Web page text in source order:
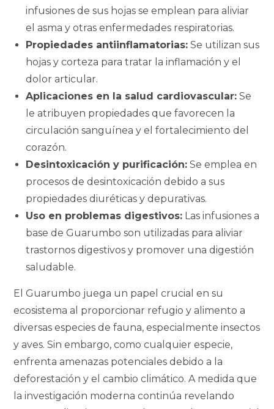
infusiones de sus hojas se emplean para aliviar
el asma y otras enfermedades respiratorias.
Propiedades antiinflamatorias: Se utilizan sus
hojas y corteza para tratar la inflamación y el
dolor articular.
Aplicaciones en la salud cardiovascular: Se
le atribuyen propiedades que favorecen la
circulación sanguínea y el fortalecimiento del
corazón.
Desintoxicación y purificación: Se emplea en
procesos de desintoxicación debido a sus
propiedades diuréticas y depurativas.
Uso en problemas digestivos: Las infusiones a
base de Guarumbo son utilizadas para aliviar
trastornos digestivos y promover una digestión
saludable.
El Guarumbo juega un papel crucial en su
ecosistema al proporcionar refugio y alimento a
diversas especies de fauna, especialmente insectos
y aves. Sin embargo, como cualquier especie,
enfrenta amenazas potenciales debido a la
deforestación y el cambio climático. A medida que
la investigación moderna continúa revelando